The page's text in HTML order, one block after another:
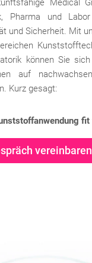
Medical
Pharma und
und Sicherheit. Mit
können Sie
auf
Kurz gesagt:
vereinbaren